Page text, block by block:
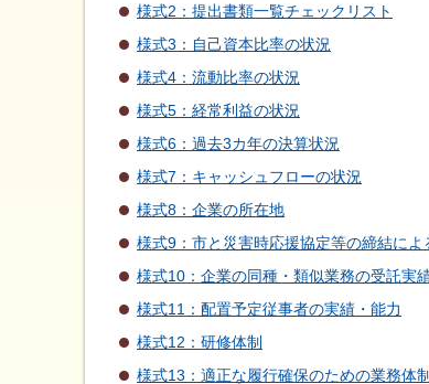
様式2：提出書類一覧チェックリスト
様式3：自己資本比率の状況
様式4：流動比率の状況
様式5：経常利益の状況
様式6：過去3カ年の決算状況
様式7：キャッシュフローの状況
様式8：企業の所在地
様式9：市と災害時応援協定等の締結によ
様式10：企業の同種・類似業務の受託実
様式11：配置予定従事者の実績・能力
様式12：研修体制
様式13：適正な履行確保のための業務体制